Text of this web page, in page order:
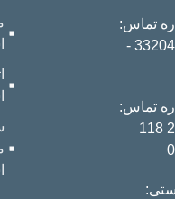
تماس:
33204441 -
تماس:
2790 118